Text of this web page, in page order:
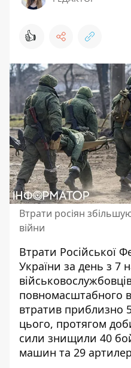
👍
Втрати росіян
війни
Втрати Російської
України за день з 7
повномасштабного
втратив приблизно
цього, протягом
сили знищили 40
машин та 29